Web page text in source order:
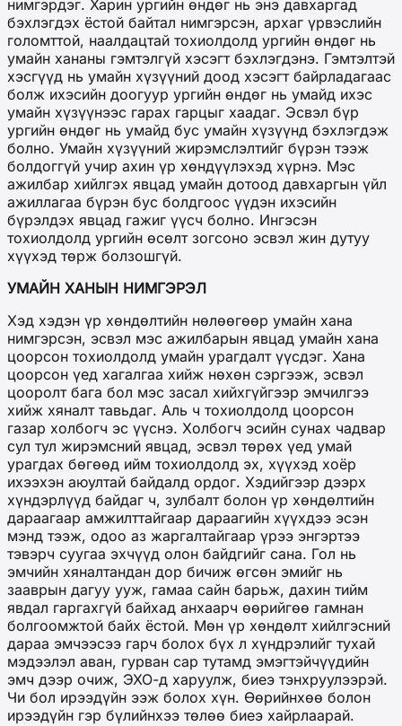
нимгэрдэг. Харин ургийн өндөг нь энэ давхаргад
бэхлэгдэх ёстой байтал нимгэрсэн, архаг үрвэслийн
голомттой, наалдацтай тохиолдолд ургийн өндөг нь
умайн хананы гэмтэлгүй хэсэгт бэхлэгдэнэ. Гэмтэлтэй
хэсгүүд нь умайн хүзүүний доод хэсэгт байрладагаас
болж ихэсийн доогуур ургийн өндөг нь умайд ихэс
умайн хүзүүнээс гарах гарцыг хаадаг. Эсвэл бүр
ургийн өндөг нь умайд бус умайн хүзүүнд бэхлэгдэж
болно. Умайн хүзүүний жирэмслэлтийг бүрэн тээж
болдоггүй учир ахин үр хөндүүлэхэд хүрнэ. Мэс
ажилбар хийлгэх явцад умайн дотоод давхаргын үйл
ажиллагаа бүрэн бус болдгоос үүдэн ихэсийн
бүрэлдэх явцад гажиг үүсч болно. Ингэсэн
тохиолдолд ургийн өсөлт зогсоно эсвэл жин дутуу
хүүхэд төрж болзошгүй.
УМАЙН ХАНЫН НИМГЭРЭЛ
Хэд хэдэн үр хөндөлтийн нөлөөгөөр умайн хана
нимгэрсэн, эсвэл мэс ажилбарын явцад умайн хана
цоорсон тохиолдолд умайн урагдалт үүсдэг. Хана
цоорсон үед хагалгаа хийж нөхөн сэргээж, эсвэл
цооролт бага бол мэс засал хийхгүйгээр эмчилгээ
хийж хяналт тавьдаг. Аль ч тохиолдолд цоорсон
газар холбогч эс үүснэ. Холбогч эсийн сунах чадвар
сул тул жирэмсний явцад, эсвэл төрөх үед умай
урагдах бөгөөд ийм тохиолдолд эх, хүүхэд хоёр
ихээхэн аюултай байдалд ордог. Хэдийгээр дээрх
хүндэрлүүд байдаг ч, зулбалт болон үр хөндөлтийн
дараагаар амжилттайгаар дараагийн хүүхдээ эсэн
мэнд тээж, одоо аз жаргалтайгаар үрээ энгэртээ
тэвэрч суугаа эхчүүд олон байдгийг сана. Гол нь
эмчийн хяналтандан дор бичиж өгсөн эмийг нь
зааврын дагуу ууж, гамаа сайн барьж, дахин тийм
явдал гаргахгүй байхад анхаарч өөрийгөө гамнан
болгоомжтой байх ёстой. Мөн үр хөндөлт хийлгэсний
дараа эмчээсээ гарч болох бүх л хүндрэлийг тухай
мэдээлэл аван, гурван сар тутамд эмэгтэйчүүдийн
эмч дээр очиж, ЭХО-д харуулж, биеэ тэнхруулээрэй.
Чи бол ирээдүйн ээж болох хүн. Өөрийнхөө болон
ирээдүйн гэр бүлийнхээ төлөө биеэ хайрлаарай.